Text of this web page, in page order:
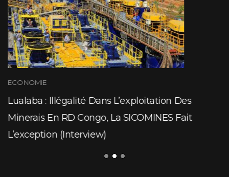
ECONOMIE
Lualaba : Illégalité Dans L’exploitation Des
Minerais En RD Congo, La SICOMINES Fait
L’exception (Interview)